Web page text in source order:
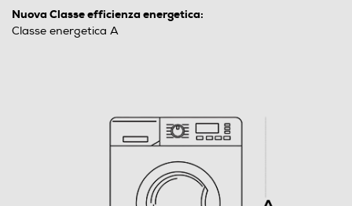
Nuova Classe efficienza energetica:
Classe energetica A